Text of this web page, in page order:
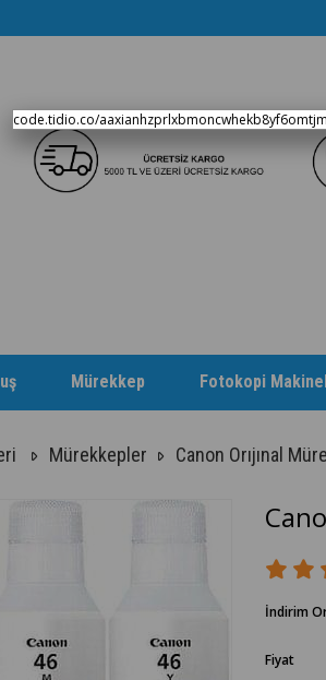
Mürekkep Fotokopi
Mürekkepler Canon Orıjınal
İndirim
Fiyat
code.tidio.co/